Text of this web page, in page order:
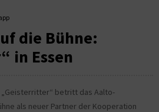
die Bühne:
in Essen
betritt das Aalto-
als neuer Partner der Kooperation